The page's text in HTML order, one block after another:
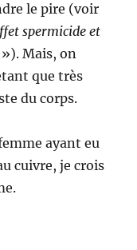
le pire (voir
spermicide et
»). Mais, on
que très
du corps.
ayant eu
cuivre, je crois